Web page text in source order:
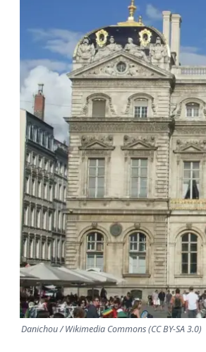
Danichou / Wikimedia Commons (CC BY-SA 3.0)